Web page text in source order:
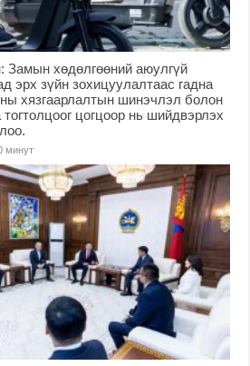
хөдөлгөөний аюулгүй
эрх зүйн зохицуулалтаас гадна
хязгаарлалтын шинэчлэл болон
цогцоор нь шийдвэрлэх
минут